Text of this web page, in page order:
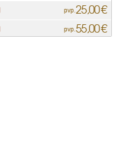
pvp. 25,00 €
pvp.55,00 €